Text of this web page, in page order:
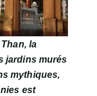
la
jardins murés
mythiques,
est